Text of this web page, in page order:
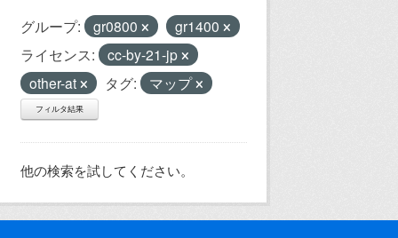
グループ: gr0800
gr1400
ライセンス:
cc-by-21-jp
other-at
タグ: マップ
フィルタ結果
他の検索を試してください。